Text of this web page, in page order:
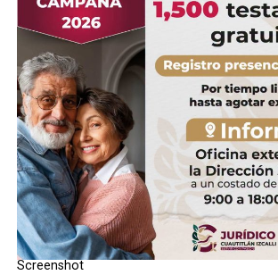
Screenshot